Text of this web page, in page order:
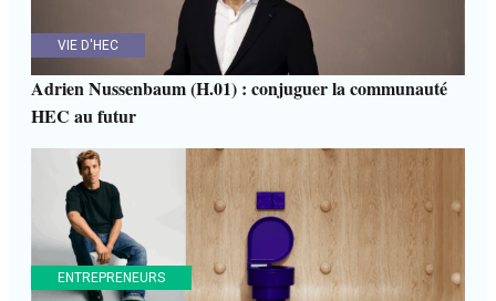
VIE D'HEC
Adrien Nussenbaum (H.01) : conjuguer la communauté
HEC au futur
ENTREPRENEURS